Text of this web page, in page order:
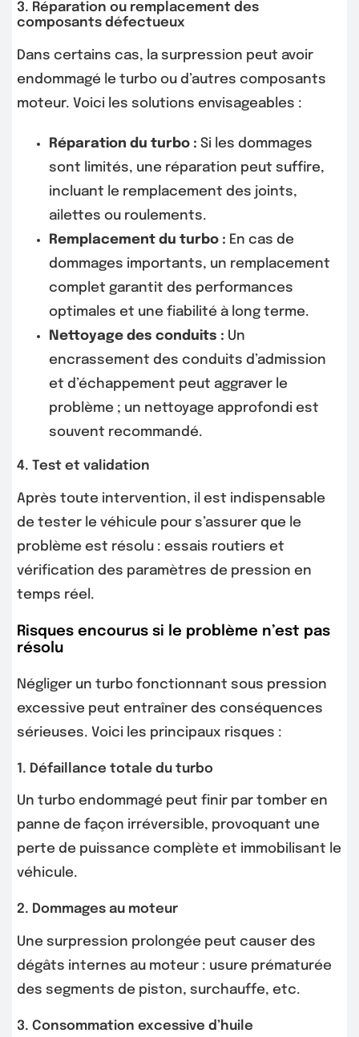
3. Réparation ou remplacement des
composants défectueux
Dans certains cas, la surpression peut avoir
endommagé le turbo ou d’autres composants
moteur. Voici les solutions envisageables :
Réparation du turbo : Si les dommages
sont limités, une réparation peut suffire,
incluant le remplacement des joints,
ailettes ou roulements.
Remplacement du turbo : En cas de
dommages importants, un remplacement
complet garantit des performances
optimales et une fiabilité à long terme.
Nettoyage des conduits : Un
encrassement des conduits d’admission
et d’échappement peut aggraver le
problème ; un nettoyage approfondi est
souvent recommandé.
4. Test et validation
Après toute intervention, il est indispensable
de tester le véhicule pour s’assurer que le
problème est résolu : essais routiers et
vérification des paramètres de pression en
temps réel.
Risques encourus si le problème n’est pas
résolu
Négliger un turbo fonctionnant sous pression
excessive peut entraîner des conséquences
sérieuses. Voici les principaux risques :
1. Défaillance totale du turbo
Un turbo endommagé peut finir par tomber en
panne de façon irréversible, provoquant une
perte de puissance complète et immobilisant le
véhicule.
2. Dommages au moteur
Une surpression prolongée peut causer des
dégâts internes au moteur : usure prématurée
des segments de piston, surchauffe, etc.
3. Consommation excessive d’huile